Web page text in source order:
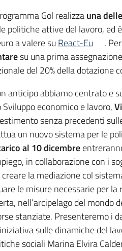
Gol realizzauna
politiche attive del lavoro, ed
a valere su React-Eu .
su una prima
del 20% della dotazione
anticipo abbiamo centrato e
Sviluppo economico e lavoro,
senza precedenti
un nuovo sistema per le
al 10 dicembre
in collaborazione con i
creare la mediazione col
le misure necessarie per
nell’arcipelago del mondo
stanziate. Presenteremo i
sulle dinamiche del
sociali Marina Elvira